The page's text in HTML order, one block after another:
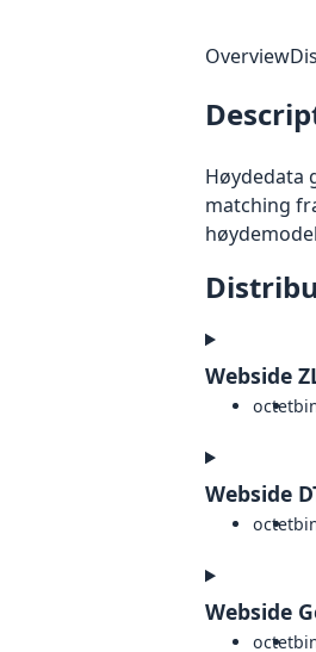
Overview
Høydedata
matching
Webside
octet
Webside
octet
Webside
octet